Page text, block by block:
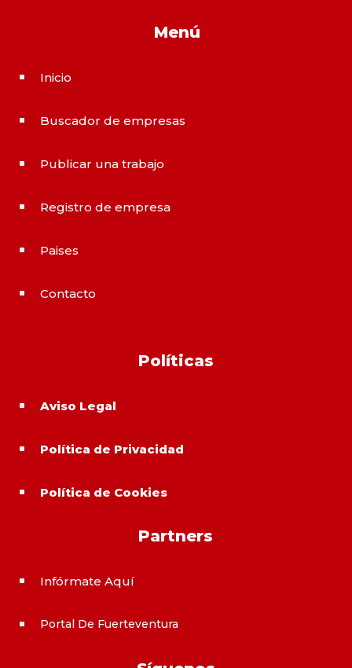
Menú
^ Inicio
^ Buscador de empresas
^ Publicar una trabajo
^ Registro de empresa
^ Paises
^ Contacto
Políticas
^ Aviso Legal
^ Política de Privacidad
^ Política de Cookies
Partners
^ Infórmate Aquí
^ Portal De Fuerteventura